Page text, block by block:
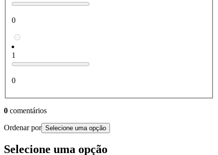
0
1
0
0 comentários
Ordenar por Selecione uma opção
Selecione uma opção